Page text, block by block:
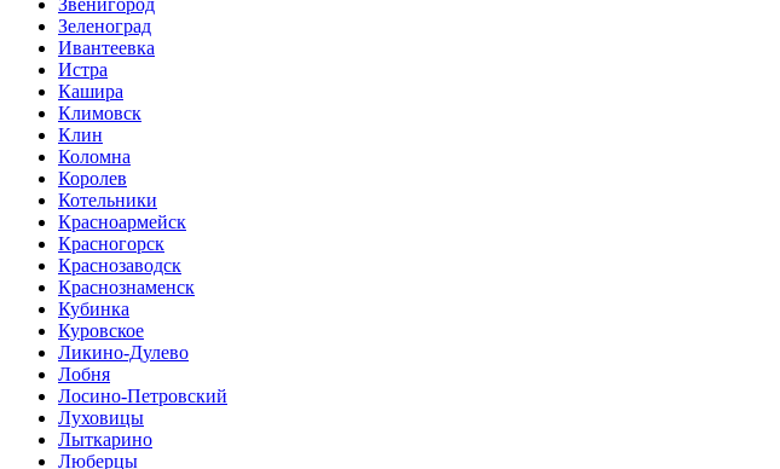
Звенигород
Зеленоград
Ивантеевка
Истра
Кашира
Климовск
Клин
Коломна
Королев
Котельники
Красноармейск
Красногорск
Краснозаводск
Краснознаменск
Кубинка
Куровское
Ликино-Дулево
Лобня
Лосино-Петровский
Луховицы
Лыткарино
Люберцы